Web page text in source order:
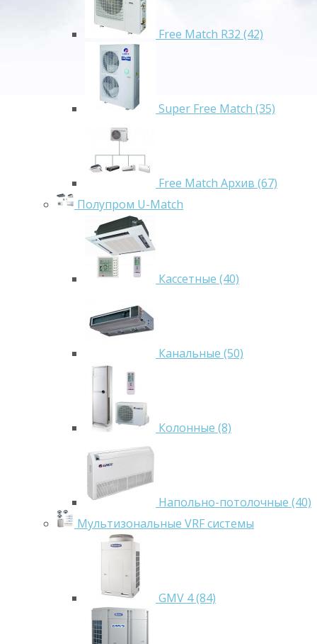
Free Match R32 (42)
Super Free Match (35)
Free Match Архив (67)
Полупром U-Match
Кассетные (40)
Канальные (50)
Колонные (8)
Напольно-потолочные (40)
Мультизональные VRF системы
GMV 4 (84)